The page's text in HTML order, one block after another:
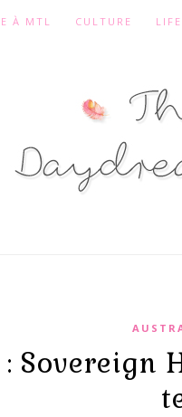
À MTL CULTURE
Sovereign